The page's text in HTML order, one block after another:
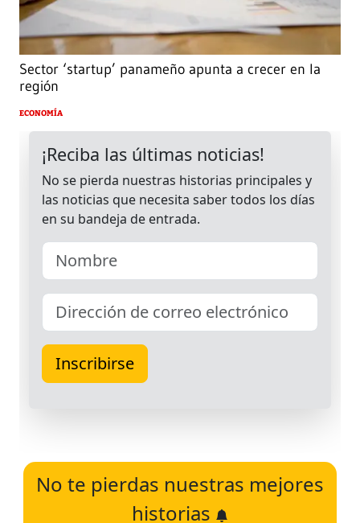
Sector ‘startup’ panameño apunta a crecer en la
región
ECONOMÍA
No te pierdas nuestras mejores
historias